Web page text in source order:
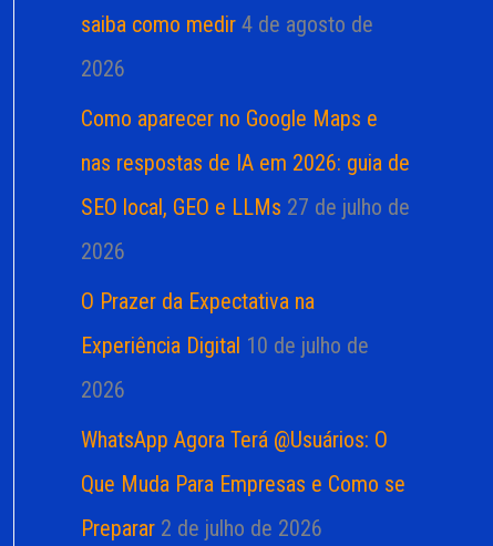
r
saiba como medir 4 de agosto de
2026
Como aparecer no Google Maps e
nas respostas de IA em 2026: guia de
SEO local, GEO e LLMs 27 de julho de
2026
O Prazer da Expectativa na
Experiência Digital 10 de julho de
2026
WhatsApp Agora Terá @Usuários: O
Que Muda Para Empresas e Como se
Preparar 2 de julho de 2026